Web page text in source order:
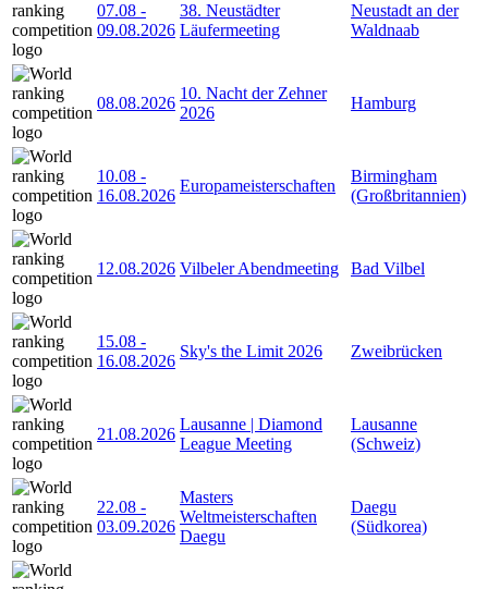
07.08 -
09.08.2026
38. Neustädter
Läufermeeting
Neustadt an der
Waldnaab
08.08.2026
10. Nacht der Zehner
2026
Hamburg
10.08 -
16.08.2026
Europameisterschaften
Birmingham
(Großbritannien)
12.08.2026 Vilbeler Abendmeeting Bad Vilbel
15.08 -
16.08.2026
Sky's the Limit 2026 Zweibrücken
21.08.2026
Lausanne | Diamond
League Meeting
Lausanne
(Schweiz)
22.08 -
03.09.2026
Masters
Weltmeisterschaften
Daegu
Daegu
(Südkorea)